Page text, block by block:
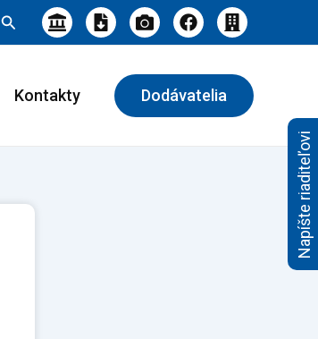
Hľadať
Kontakty Dodávatelia
Napíšte riaditeľovi